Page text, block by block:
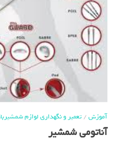
آموزش/تعمیر و نگهداری لوازم شمشیربازی
آناتومی شمشیر